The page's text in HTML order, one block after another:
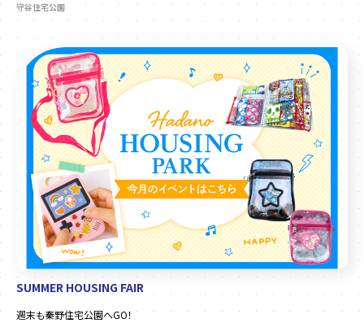
守谷住宅公園
SUMMER HOUSING FAIR
週末も秦野住宅公園へGO！